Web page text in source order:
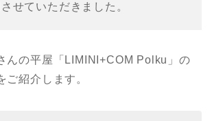
せていただきました。
んの平屋「LIMINI+COM Polku」の
ご紹介します。